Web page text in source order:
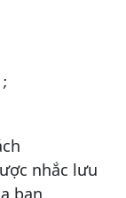
nhắc lưu
bạn.